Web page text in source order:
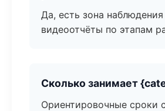
Да, есть зона
видеоотчёты по этапам
Сколько занимает
Ориентировочные сроки